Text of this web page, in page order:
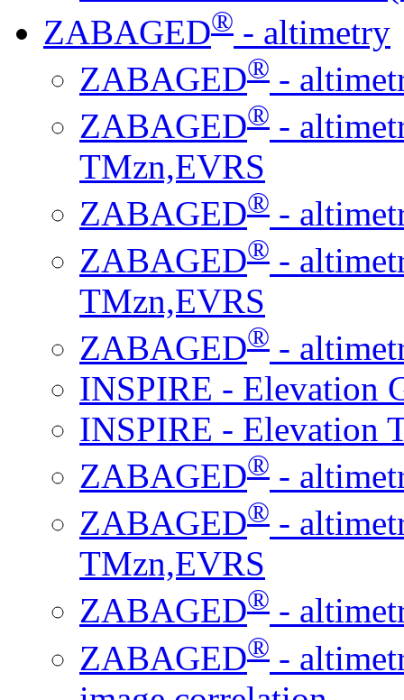
ZABAGED® - altimetry
ZABAGED® -
ZABAGED® -
TMzn,EVRS
ZABAGED® -
ZABAGED® -
TMzn,EVRS
ZABAGED® -
INSPIRE - Elevation
INSPIRE - Elevation
ZABAGED® -
ZABAGED® -
TMzn,EVRS
ZABAGED® -
ZABAGED® -